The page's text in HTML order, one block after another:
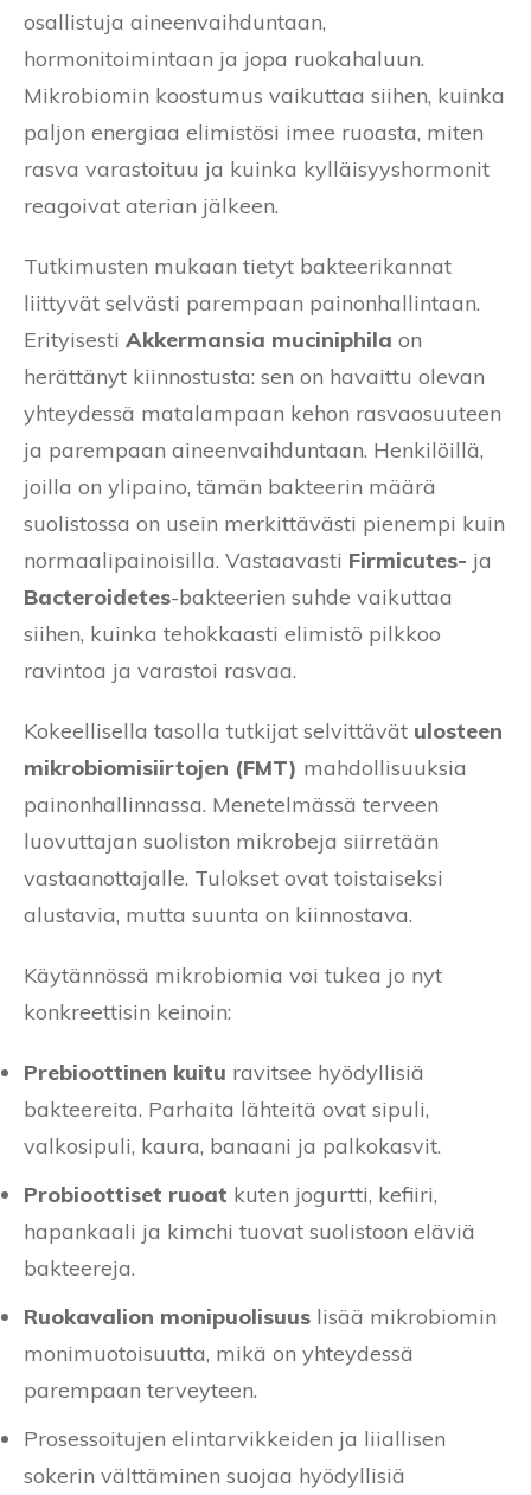
osallistuja aineenvaihduntaan,
hormonitoimintaan ja jopa ruokahaluun.
Mikrobiomin koostumus vaikuttaa siihen, kuinka
paljon energiaa elimistösi imee ruoasta, miten
rasva varastoituu ja kuinka kylläisyyshormonit
reagoivat aterian jälkeen.
Tutkimusten mukaan tietyt bakteerikannat
liittyvät selvästi parempaan painonhallintaan.
Erityisesti Akkermansia muciniphila on
herättänyt kiinnostusta: sen on havaittu olevan
yhteydessä matalampaan kehon rasvaosuuteen
ja parempaan aineenvaihduntaan. Henkilöillä,
joilla on ylipaino, tämän bakteerin määrä
suolistossa on usein merkittävästi pienempi kuin
normaalipainoisilla. Vastaavasti Firmicutes- ja
Bacteroidetes-bakteerien suhde vaikuttaa
siihen, kuinka tehokkaasti elimistö pilkkoo
ravintoa ja varastoi rasvaa.
Kokeellisella tasolla tutkijat selvittävät ulosteen
mikrobiomisiirtojen (FMT) mahdollisuuksia
painonhallinnassa. Menetelmässä terveen
luovuttajan suoliston mikrobeja siirretään
vastaanottajalle. Tulokset ovat toistaiseksi
alustavia, mutta suunta on kiinnostava.
Käytännössä mikrobiomia voi tukea jo nyt
konkreettisin keinoin:
Prebioottinen kuitu ravitsee hyödyllisiä
bakteereita. Parhaita lähteitä ovat sipuli,
valkosipuli, kaura, banaani ja palkokasvit.
Probioottiset ruoat kuten jogurtti, kefiiri,
hapankaali ja kimchi tuovat suolistoon eläviä
bakteereja.
Ruokavalion monipuolisuus lisää mikrobiomin
monimuotoisuutta, mikä on yhteydessä
parempaan terveyteen.
Prosessoitujen elintarvikkeiden ja liiallisen
sokerin välttäminen suojaa hyödyllisiä